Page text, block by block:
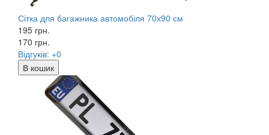
Сітка для багажника автомобіля 70х90 см
195 грн.
170 грн.
Відгуків: +0
В кошик